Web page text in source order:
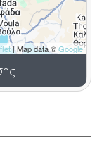
| Map data ©Google